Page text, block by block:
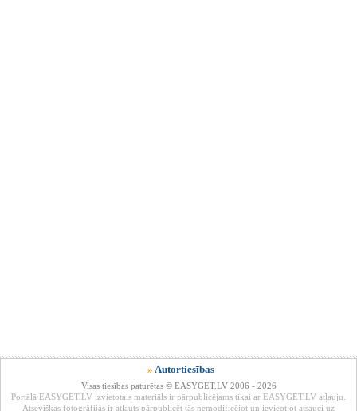
» Autortiesības
Visas tiesības paturētas © EASYGET.LV 2006 - 2026
Portālā EASYGET.LV izvietotais materiāls ir pārpublicējams tikai ar EASYGET.LV atļauju.
Atsevišķas fotogrāfijas ir atļauts pārpublicēt tās nemodificējot un ievieotjot atsauci uz